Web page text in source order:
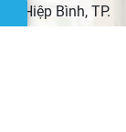
Hiệp Bình, TP.